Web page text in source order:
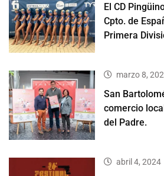
El CD
Cpto. de
Primera
marzo 8,
San
comercio
del Padre.
abril 4, 2024